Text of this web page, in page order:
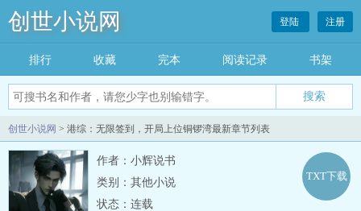
创世小说网 登陆 注册
排行 收藏 完本 阅读记录 书架
创世小说网 > 港综：无限签到，开局上位铜锣湾最新章节列表
作者：小辉说书
类别：其他小说
状态：连载
TXT下载